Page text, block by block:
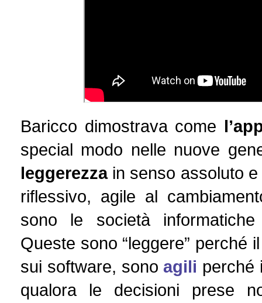
Baricco dimostrava come
special modo nelle nuove
leggerezzain senso assoluto
riflessivo, agile al
sono le società
Queste sono “leggere” perché
sui software, sonoagili perché
qualora le decisioni prese